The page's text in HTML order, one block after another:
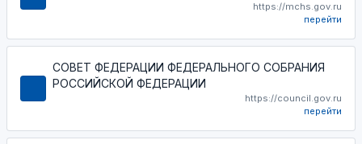
https://mchs.gov.ru
перейти
СОВЕТ ФЕДЕРАЦИИ ФЕДЕРАЛЬНОГО СОБРАНИЯ
РОССИЙСКОЙ ФЕДЕРАЦИИ
https://council.gov.ru
перейти